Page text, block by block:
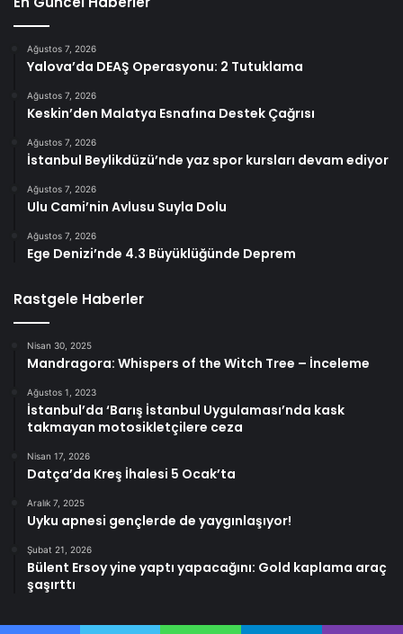
Ağustos 7, 2026
Yalova’da DEAŞ Operasyonu: 2 Tutuklama
Ağustos 7, 2026
Keskin’den Malatya Esnafına Destek Çağrısı
Ağustos 7, 2026
İstanbul Beylikdüzü’nde yaz spor kursları devam ediyor
Ağustos 7, 2026
Ulu Cami’nin Avlusu Suyla Dolu
Ağustos 7, 2026
Ege Denizi’nde 4.3 Büyüklüğünde Deprem
Rastgele Haberler
Nisan 30, 2025
Mandragora: Whispers of the Witch Tree – İnceleme
Ağustos 1, 2023
İstanbul’da ‘Barış İstanbul Uygulaması’nda kask
takmayan motosikletçilere ceza
Nisan 17, 2026
Datça’da Kreş İhalesi 5 Ocak’ta
Aralık 7, 2025
Uyku apnesi gençlerde de yaygınlaşıyor!
Şubat 21, 2026
Bülent Ersoy yine yaptı yapacağını: Gold kaplama araç
şaşırttı